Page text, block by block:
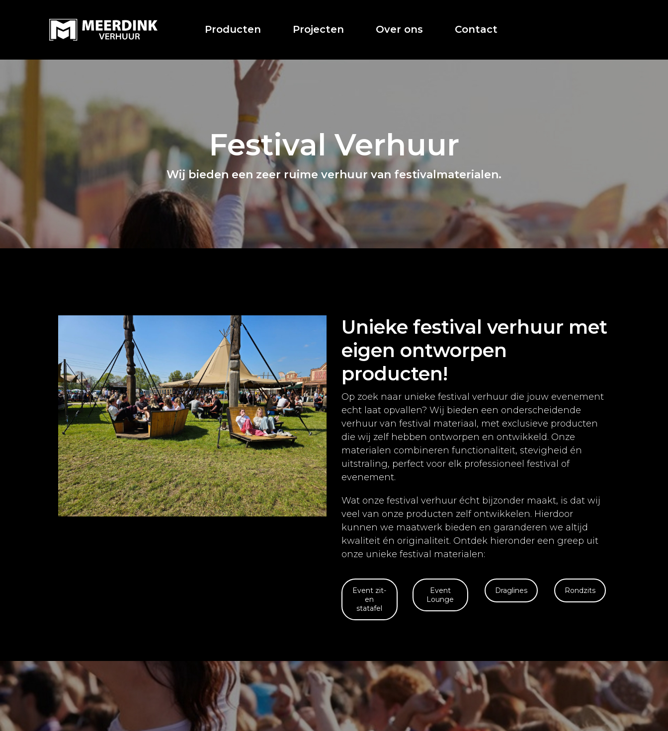
Producten Projecten Over ons Contact
Festival Verhuur
Wij bieden een zeer ruime verhuur van festivalmaterialen.
Unieke festival verhuur met
eigen ontworpen
producten!
Op zoek naar unieke festival verhuur die jouw evenement
echt laat opvallen? Wij bieden een onderscheidende
verhuur van festival materiaal, met exclusieve producten
die wij zelf hebben ontworpen en ontwikkeld. Onze
materialen combineren functionaliteit, stevigheid én
uitstraling, perfect voor elk professioneel festival of
evenement.
Wat onze festival verhuur écht bijzonder maakt, is dat wij
veel van onze producten zelf ontwikkelen. Hierdoor
kunnen we maatwerk bieden en garanderen we altijd
kwaliteit én originaliteit. Ontdek hieronder een greep uit
onze unieke festival materialen:
Event zit-
en
statafel
Event
Lounge
Draglines Rondzits